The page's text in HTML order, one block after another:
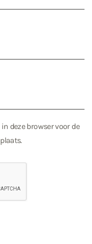
deze browser voor de